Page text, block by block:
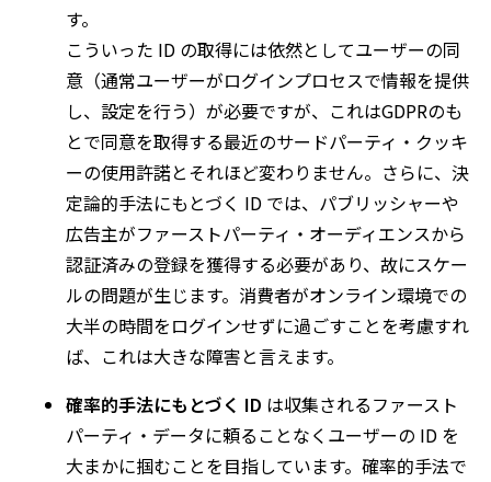
す。
こういった ID の取得には依然としてユーザーの同
意（通常ユーザーがログインプロセスで情報を提供
し、設定を行う）が必要ですが、これはGDPRのも
とで同意を取得する最近のサードパーティ・クッキ
ーの使用許諾とそれほど変わりません。さらに、決
定論的手法にもとづく ID では、パブリッシャーや
広告主がファーストパーティ・オーディエンスから
認証済みの登録を獲得する必要があり、故にスケー
ルの問題が生じます。消費者がオンライン環境での
大半の時間をログインせずに過ごすことを考慮すれ
ば、これは大きな障害と言えます。
確率的手法にもとづく ID は収集されるファースト
パーティ・データに頼ることなくユーザーの ID を
大まかに掴むことを目指しています。確率的手法で